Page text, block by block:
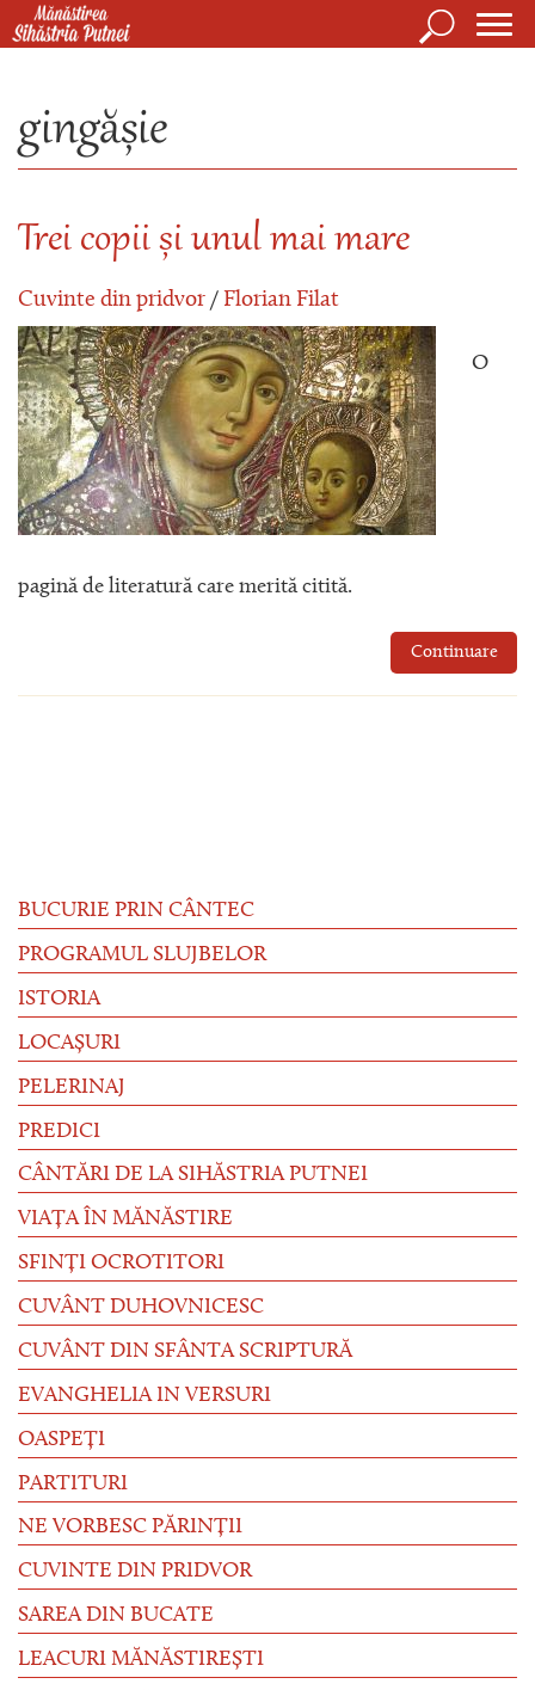
Mergi la conţinutul principal
Căutare
gingășie
Trei copii și unul mai mare
Cuvinte din pridvor / Florian Filat
O
pagină de literatură care merită citită.
Continuare
BUCURIE PRIN CÂNTEC
PROGRAMUL SLUJBELOR
ISTORIA
LOCAȘURI
PELERINAJ
PREDICI
CÂNTĂRI DE LA SIHĂSTRIA PUTNEI
VIAȚA ÎN MĂNĂSTIRE
SFINȚI OCROTITORI
CUVÂNT DUHOVNICESC
CUVÂNT DIN SFÂNTA SCRIPTURĂ
EVANGHELIA IN VERSURI
OASPEȚI
PARTITURI
NE VORBESC PĂRINȚII
CUVINTE DIN PRIDVOR
SAREA DIN BUCATE
LEACURI MĂNĂSTIREȘTI